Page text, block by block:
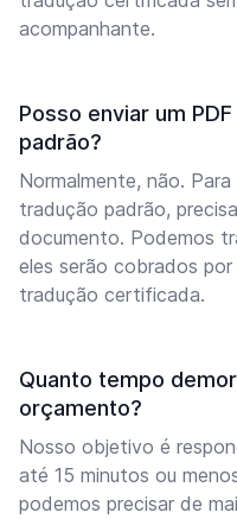
acompanhante.
Posso enviar um
padrão?
Normalmente, não.
tradução padrão,
documento. Podemos
eles serão cobrados
tradução certificada.
Quanto tempo
orçamento?
Nosso objetivo é
até 15 minutos ou
podemos precisar de